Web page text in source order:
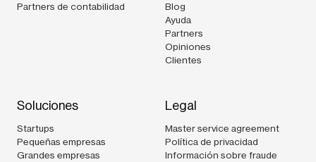
Partners de contabilidad
Blog
Ayuda
Partners
Opiniones
Clientes
Soluciones
Startups
Pequeñas empresas
Grandes empresas
Legal
Master service agreement
Política de privacidad
Información sobre fraude